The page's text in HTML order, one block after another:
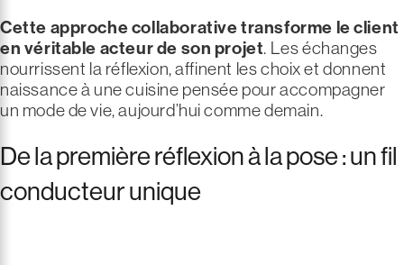
Cette approche collaborative transforme le client
en véritable acteur de son projet. Les échanges
nourrissent la réflexion, affinent les choix et donnent
naissance à une cuisine pensée pour accompagner
un mode de vie, aujourd’hui comme demain.
De la première réflexion à la pose : un fil
conducteur unique